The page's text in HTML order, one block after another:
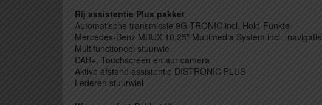
Rij assistentie Plus pakket
Automatische transmissie 9G-TRONIC incl. Hold-Funkte
Mercedes-Benz MBUX 10,25″ Multimedia System incl. navigatie
Multifunctioneel stuurwie
DAB+, Touchscreen en aur camera
Aktive afstand assistentie DISTRONIC PLUS
Lederen stuurwiel